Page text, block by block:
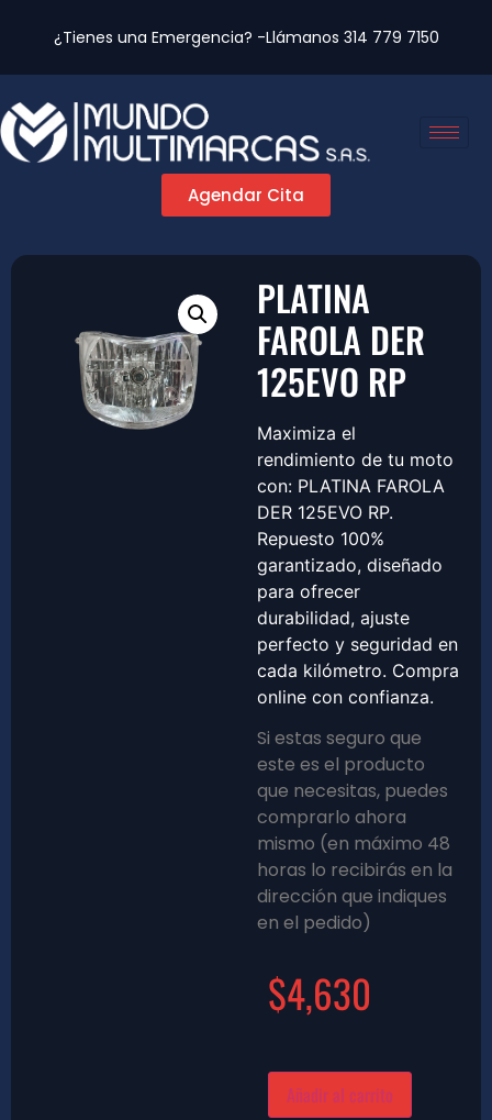
¿Tienes una Emergencia? -Llámanos 314 779 7150
Agendar Cita
PLATINA
FAROLA DER
125EVO RP
Maximiza el
rendimiento de tu moto
con: PLATINA FAROLA
DER 125EVO RP.
Repuesto 100%
garantizado, diseñado
para ofrecer
durabilidad, ajuste
perfecto y seguridad en
cada kilómetro. Compra
online con confianza.
Si estas seguro que
este es el producto
que necesitas, puedes
comprarlo ahora
mismo (en máximo 48
horas lo recibirás en la
dirección que indiques
en el pedido)
$4,630
Añadir al carrito